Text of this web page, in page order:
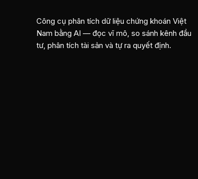
Công cụ phân tích dữ liệu chứng khoán Việt
Nam bằng AI — đọc vĩ mô, so sánh kênh đầu
tư, phân tích tài sản và tự ra quyết định.